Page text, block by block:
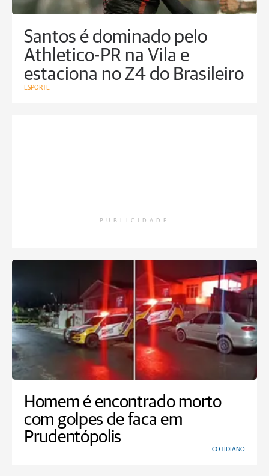
Santos é dominado pelo
Athletico-PR na Vila e
estaciona no Z4 do Brasileiro
ESPORTE
PUBLICIDADE
Homem é encontrado morto
com golpes de faca em
Prudentópolis
COTIDIANO